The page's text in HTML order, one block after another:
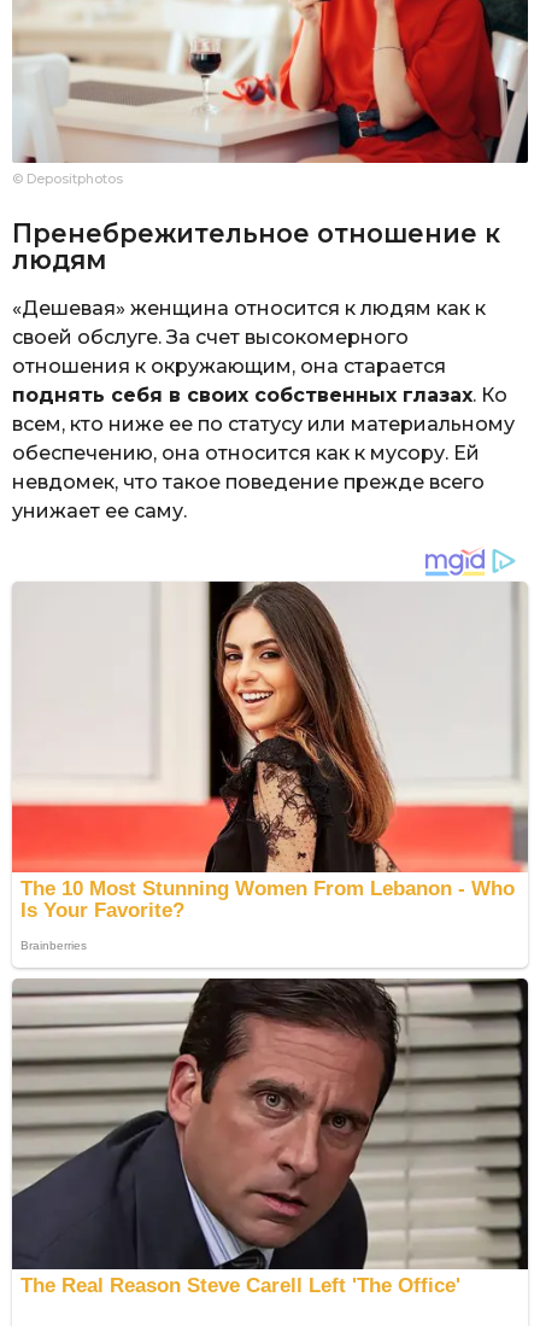
© Depositphotos
Пренебрежительное отношение к
людям
«Дешевая» женщина относится к людям как к
своей обслуге. За счет высокомерного
отношения к окружающим, она старается
поднять себя в своих собственных глазах. Ко
всем, кто ниже ее по статусу или материальному
обеспечению, она относится как к мусору. Ей
невдомек, что такое поведение прежде всего
унижает ее саму.